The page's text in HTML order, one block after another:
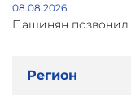
08.08.2026
Пашинян позвонил
Регион